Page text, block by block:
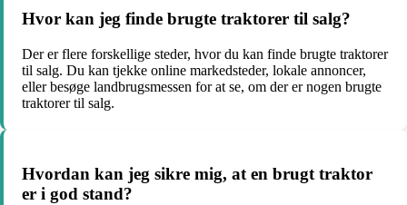
Hvor kan jeg finde brugte traktorer til salg?
Der er flere forskellige steder, hvor du kan finde brugte traktorer
til salg. Du kan tjekke online markedsteder, lokale annoncer,
eller besøge landbrugsmessen for at se, om der er nogen brugte
traktorer til salg.
Hvordan kan jeg sikre mig, at en brugt traktor
er i god stand?